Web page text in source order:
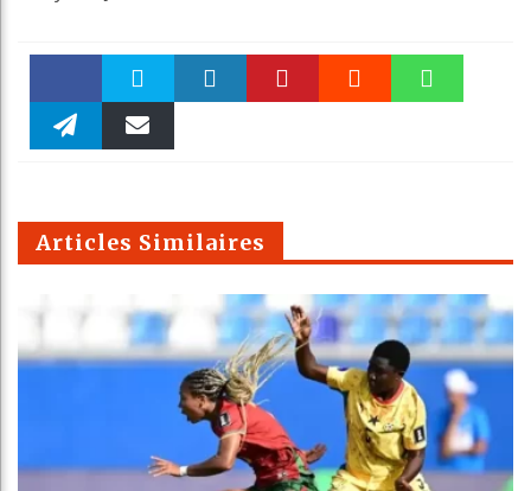
Faceboo Twitter
m
Articles Similaires